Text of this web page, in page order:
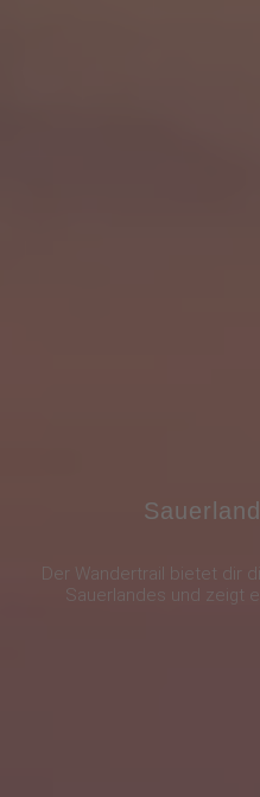
Der Wandertrail bietet dir
Sauerlandes und zeigt